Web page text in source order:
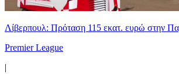
Λίβερπουλ: Πρόταση 115 εκατ. ευρώ στην
Premier League
|